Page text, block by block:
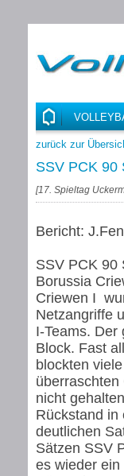
zurück zur
SSV PCK 90
[17. Spieltag
Bericht:
SSV PCK 90
Borussia
Criewen I
Netzangriffe
I-Teams.
Block. Fast
blockten
nicht
Rückstand in
deutlichen
Sätzen SSV
es wieder